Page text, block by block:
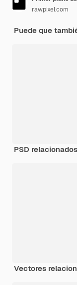
rawpixel.com
Puede que
PSD relacionados
Vectores